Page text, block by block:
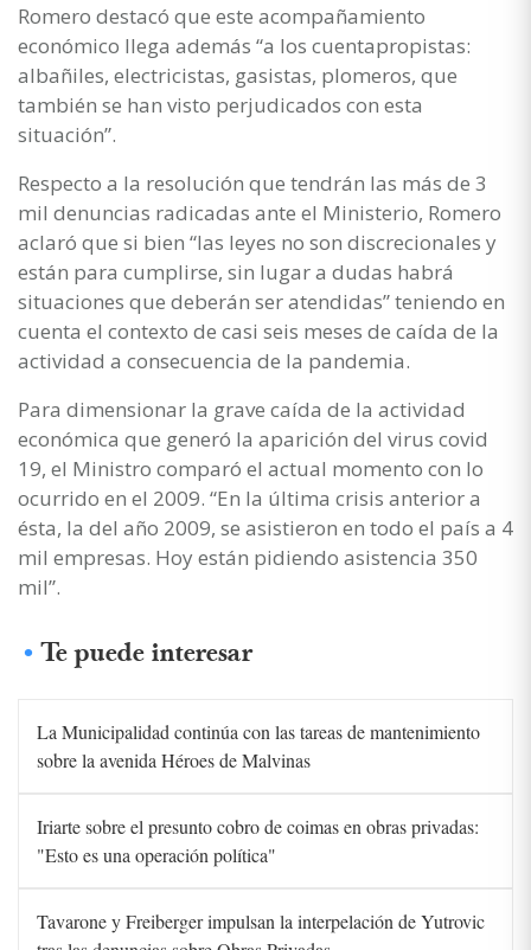
Romero destacó que este acompañamiento
económico llega además “a los cuentapropistas:
albañiles, electricistas, gasistas, plomeros, que
también se han visto perjudicados con esta
situación”.
Respecto a la resolución que tendrán las más de 3
mil denuncias radicadas ante el Ministerio, Romero
aclaró que si bien “las leyes no son discrecionales y
están para cumplirse, sin lugar a dudas habrá
situaciones que deberán ser atendidas” teniendo en
cuenta el contexto de casi seis meses de caída de la
actividad a consecuencia de la pandemia.
Para dimensionar la grave caída de la actividad
económica que generó la aparición del virus covid
19, el Ministro comparó el actual momento con lo
ocurrido en el 2009. “En la última crisis anterior a
ésta, la del año 2009, se asistieron en todo el país a 4
mil empresas. Hoy están pidiendo asistencia 350
mil”.
Te puede interesar
La Municipalidad continúa con las tareas de mantenimiento
sobre la avenida Héroes de Malvinas
Iriarte sobre el presunto cobro de coimas en obras privadas:
"Esto es una operación política"
Tavarone y Freiberger impulsan la interpelación de Yutrovic